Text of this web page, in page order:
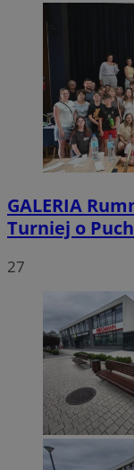
GALERIA
Turniej o
27